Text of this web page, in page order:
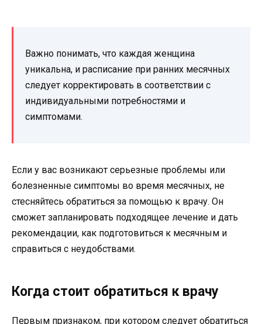
Важно понимать, что каждая женщина
уникальна, и расписание при ранних месячных
следует корректировать в соответствии с
индивидуальными потребностями и
симптомами.
Если у вас возникают серьезные проблемы или
болезненные симптомы во время месячных, не
стесняйтесь обратиться за помощью к врачу. Он
сможет запланировать подходящее лечение и дать
рекомендации, как подготовиться к месячным и
справиться с неудобствами.
Когда стоит обратиться к врачу
Первым признаком, при котором следует обратиться